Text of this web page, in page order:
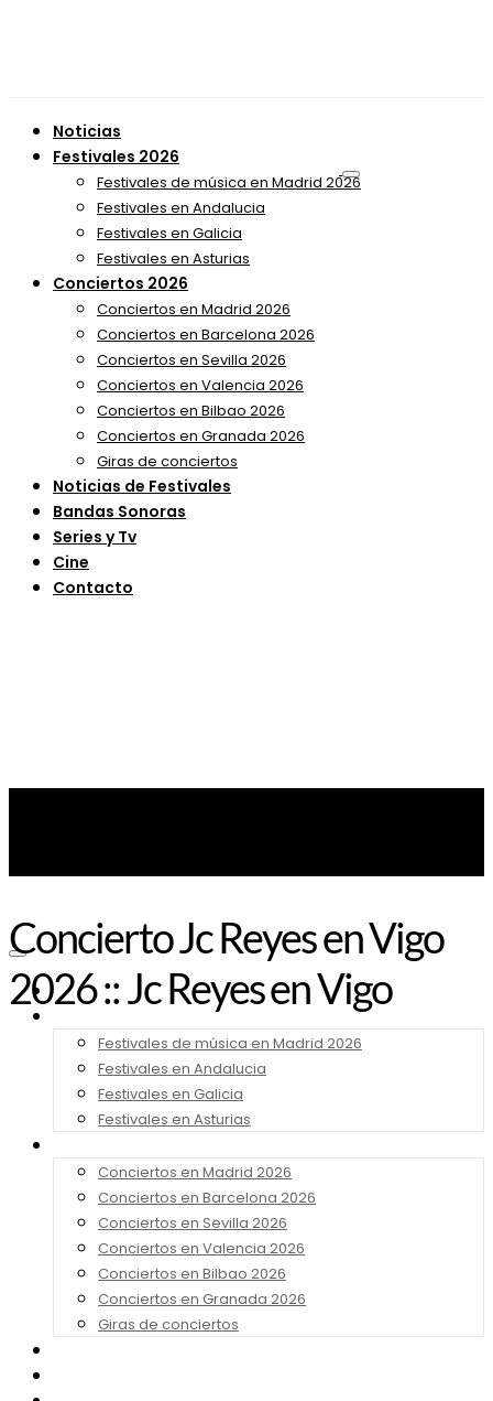
Noticias
Festivales 2026
Festivales de música en Madrid 2026
Festivales en Andalucia
Festivales en Galicia
Festivales en Asturias
Conciertos 2026
Conciertos en Madrid 2026
Conciertos en Barcelona 2026
Conciertos en Sevilla 2026
Conciertos en Valencia 2026
Conciertos en Bilbao 2026
Conciertos en Granada 2026
Giras de conciertos
Noticias de Festivales
Bandas Sonoras
Series y Tv
Cine
Contacto
Noticias
Festivales de música en Madrid 2026
Festivales en Andalucia
Festivales en Galicia
Festivales en Asturias
Conciertos en Madrid 2026
Conciertos en Barcelona 2026
Conciertos en Sevilla 2026
Conciertos en Valencia 2026
Conciertos en Bilbao 2026
Conciertos en Granada 2026
Giras de conciertos
Concierto Jc Reyes en Vigo
2026 :: Jc Reyes en Vigo